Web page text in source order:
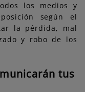
los medios y
según el
la pérdida, mal
y robo de los
tus